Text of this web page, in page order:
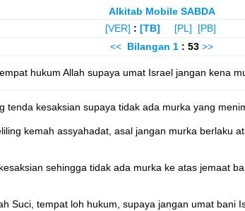
Alkitab Mobile SABDA
[VER] : [TB] [PL]
[PB]
<< Bilangan 1 : 53 >>
hukum Allah supaya umat Israel jangan kena
kesaksian supaya tidak ada murka yang
kemah assyahadat, asal jangan murka berlaku
sehingga tidak ada murka ke atas jemaat
Suci, tempat loh hukum, supaya jangan umat